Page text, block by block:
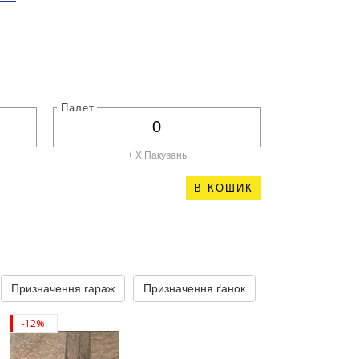
Палет
+ X Пакувань
В КОШИК
Призначення гараж Призначення ґанок
-12%